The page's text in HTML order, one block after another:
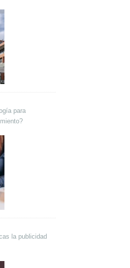
para
la publicidad